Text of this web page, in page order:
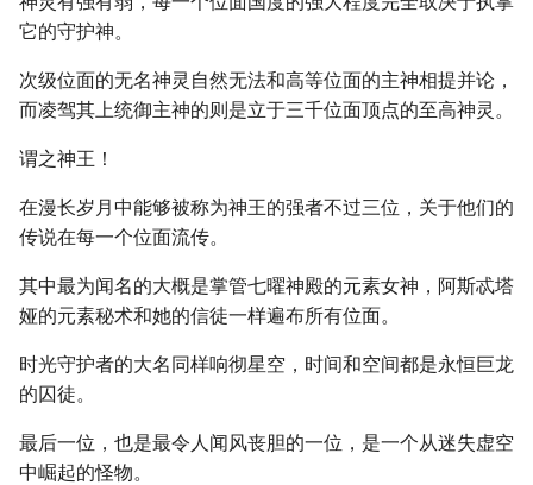
它的守护神。
次级位面的无名神灵自然无法和高等位面的主神相提并论，
而凌驾其上统御主神的则是立于三千位面顶点的至高神灵。
谓之神王！
在漫长岁月中能够被称为神王的强者不过三位，关于他们的
传说在每一个位面流传。
其中最为闻名的大概是掌管七曜神殿的元素女神，阿斯忒塔
娅的元素秘术和她的信徒一样遍布所有位面。
时光守护者的大名同样响彻星空，时间和空间都是永恒巨龙
的囚徒。
最后一位，也是最令人闻风丧胆的一位，是一个从迷失虚空
中崛起的怪物。